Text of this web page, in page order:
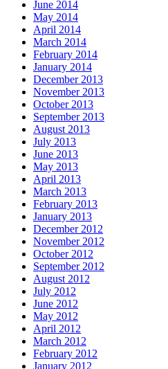
June 2014
May 2014
April 2014
March 2014
February 2014
January 2014
December 2013
November 2013
October 2013
September 2013
August 2013
July 2013
June 2013
May 2013
April 2013
March 2013
February 2013
January 2013
December 2012
November 2012
October 2012
September 2012
August 2012
July 2012
June 2012
May 2012
April 2012
March 2012
February 2012
January 2012